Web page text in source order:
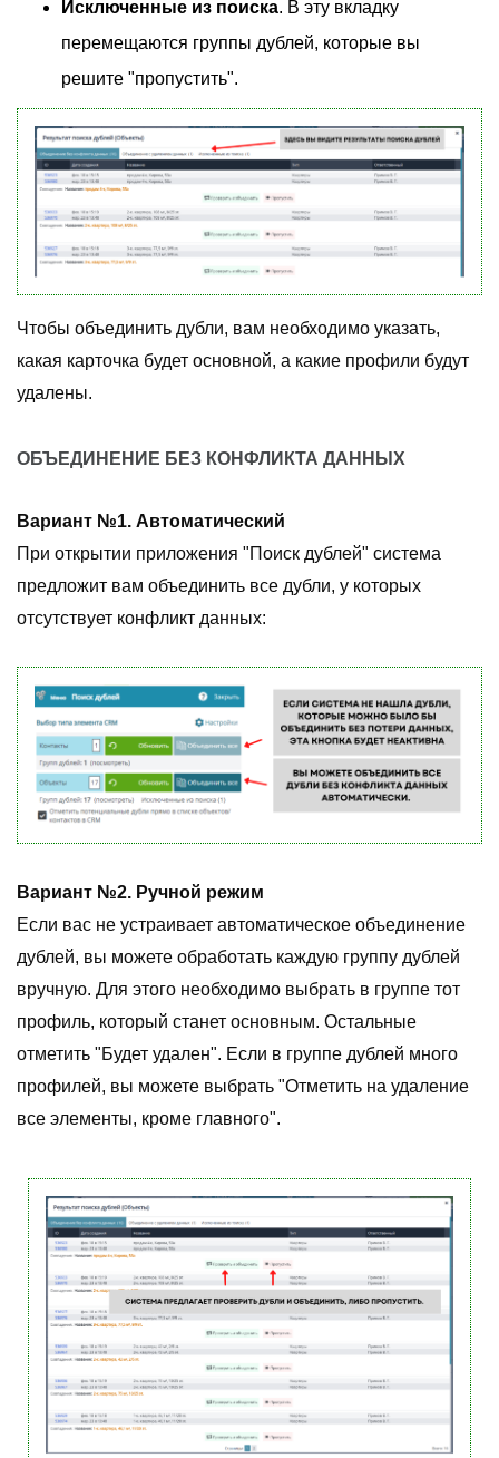
Исключенные из поиска. В эту вкладку
перемещаются группы дублей, которые вы
решите "пропустить".
Чтобы объединить дубли, вам необходимо указать,
какая карточка будет основной, а какие профили будут
удалены.
ОБЪЕДИНЕНИЕ БЕЗ КОНФЛИКТА ДАННЫХ
Вариант №1. Автоматический
При открытии приложения "Поиск дублей" система
предложит вам объединить все дубли, у которых
отсутствует конфликт данных:
Вариант №2. Ручной режим
Если вас не устраивает автоматическое объединение
дублей, вы можете обработать каждую группу дублей
вручную. Для этого необходимо выбрать в группе тот
профиль, который станет основным. Остальные
отметить "Будет удален". Если в группе дублей много
профилей, вы можете выбрать "Отметить на удаление
все элементы, кроме главного".